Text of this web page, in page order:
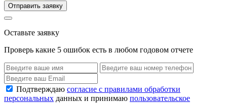
Отправить заявку
Оставьте заявку
Проверь какие 5 ошибок есть в любом годовом отчете
Подтверждаю согласие с правилами обработки
персональных данных и принимаю пользовательское